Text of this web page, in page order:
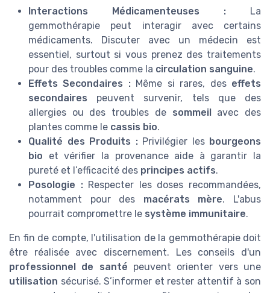
Interactions Médicamenteuses : La
gemmothérapie peut interagir avec certains
médicaments. Discuter avec un médecin est
essentiel, surtout si vous prenez des traitements
pour des troubles comme la circulation sanguine.
Effets Secondaires :Même si rares, des effets
secondaires peuvent survenir, tels que des
allergies ou des troubles de sommeilavec des
plantes comme le cassis bio.
Qualité des Produits :Privilégier les bourgeons
bio et vérifier la provenance aide à garantir la
pureté et l’efficacité des principes actifs.
Posologie :Respecter les doses recommandées,
notamment pour des macérats mère. L'abus
pourrait compromettre le système immunitaire.
En fin de compte, l'utilisation de la gemmothérapie doit
être réalisée avec discernement. Les conseils d'un
professionnel de santé peuvent orienter vers une
utilisation sécurisé. S’informer et rester attentif à son